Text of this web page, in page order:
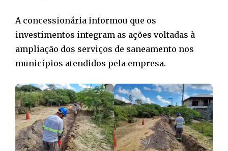
A concessionária informou que os
investimentos integram as ações voltadas à
ampliação dos serviços de saneamento nos
municípios atendidos pela empresa.